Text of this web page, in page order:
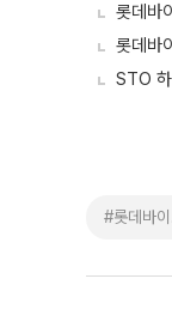
롯데바
롯데바
STO 하
#롯데바